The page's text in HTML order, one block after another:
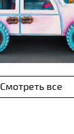
Смотреть все